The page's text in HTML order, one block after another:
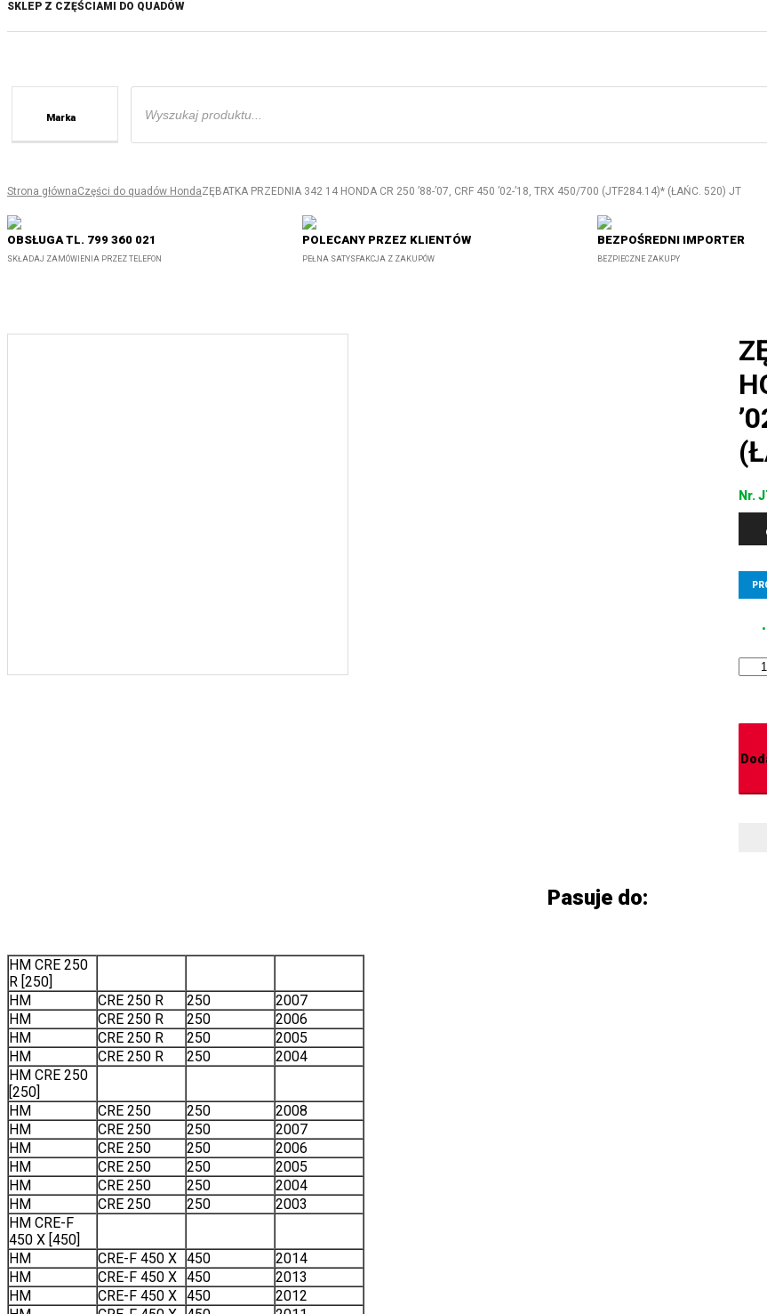
SKLEP Z CZĘŚCIAMI DO QUADÓW
Marka
Wyszukiwarka
produktów
Strona głównaCzęści do quadów HondaZĘBATKA PRZEDNIA 342 14 HONDA CR 250 ’88-’07, CRF 450 ’02-’18, TRX 450/700 (JTF284.14)* (ŁAŃC. 520) JT
OBSŁUGA TL. 799 360 021
SKŁADAJ ZAMÓWIENIA PRZEZ TELEFON
POLECANY PRZEZ KLIENTÓW
PEŁNA SATYSFAKCJA Z ZAKUPÓW
BEZPOŚREDNI IMPORTER
BEZPIECZNE ZAKUPY
Nr.
Pasuje do:
HM CRE 250
R [250]
HM
CRE 250 R 250
2007
HM
CRE 250 R 250
2006
HM
CRE 250 R 250
2005
HM
CRE 250 R 250
2004
HM CRE 250
[250]
HM
CRE 250 250
2008
HM
CRE 250 250
2007
HM
CRE 250 250
2006
HM
CRE 250 250
2005
HM
CRE 250 250
2004
HM
CRE 250 250
2003
HM CRE-F
450 X [450]
HM
CRE-F 450 X 450
2014
HM
CRE-F 450 X 450
2013
HM
CRE-F 450 X 450
2012